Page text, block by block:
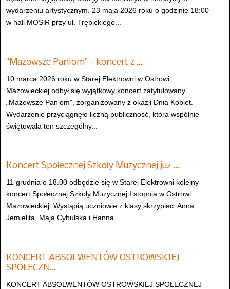
wydarzeniu artystycznym. 23 maja 2026 roku o godzinie 18:00
w hali MOSiR przy ul. Trębickiego...
"Mazowsze Paniom" - koncert z …
10 marca 2026 roku w Starej Elektrowni w Ostrowi
Mazowieckiej odbył się wyjątkowy koncert zatytułowany
„Mazowsze Paniom”, zorganizowany z okazji Dnia Kobiet.
Wydarzenie przyciągnęło liczną publiczność, która wspólnie
świętowała ten szczególny...
Koncert Społecznej Szkoły Muzycznej już …
11 grudnia o 18.00 odbędzie się w Starej Elektrowni kolejny
koncert Społecznej Szkoły Muzycznej I stopnia w Ostrowi
Mazowieckiej. Wystąpią uczniowie z klasy skrzypiec: Anna
Jemielita, Maja Cybulska i Hanna...
KONCERT ABSOLWENTÓW OSTROWSKIEJ
SPOŁECZN…
KONCERT ABSOLWENTÓW OSTROWSKIEJ SPOŁECZNEJ